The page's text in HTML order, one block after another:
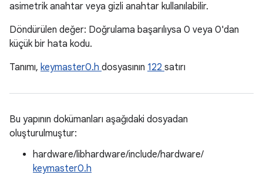
asimetrik anahtar veya gizli anahtar kullanılabilir.
Döndürülen değer: Doğrulama başarılıysa 0 veya 0'dan
küçük bir hata kodu.
Tanımı, keymaster0.h dosyasının 122 satırı
Bu yapının dokümanları aşağıdaki dosyadan
oluşturulmuştur:
hardware/libhardware/include/hardware/
keymaster0.h